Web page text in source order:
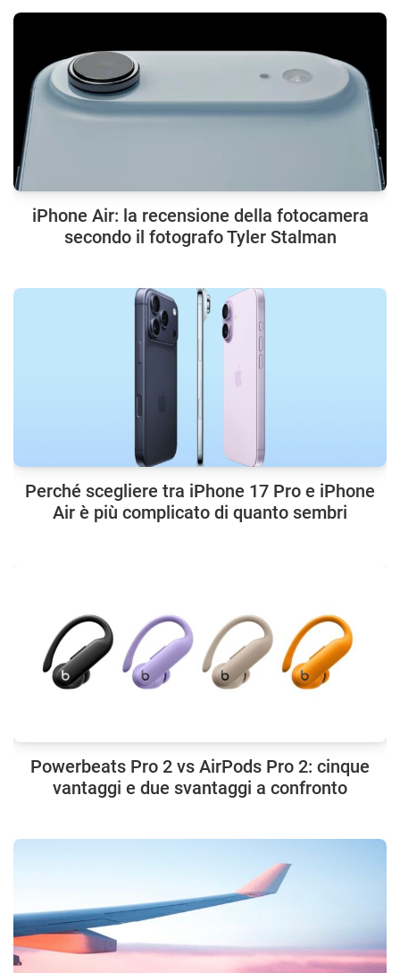
iPhone Air: la recensione della fotocamera
secondo il fotografo Tyler Stalman
Perché scegliere tra iPhone 17 Pro e iPhone
Air è più complicato di quanto sembri
Powerbeats Pro 2 vs AirPods Pro 2: cinque
vantaggi e due svantaggi a confronto